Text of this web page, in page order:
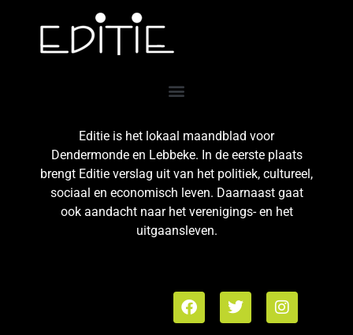
Editie is het lokaal maandblad voor
Dendermonde en Lebbeke. In de eerste plaats
brengt Editie verslag uit van het politiek, cultureel,
sociaal en economisch leven. Daarnaast gaat
ook aandacht naar het verenigings- en het
uitgaansleven.